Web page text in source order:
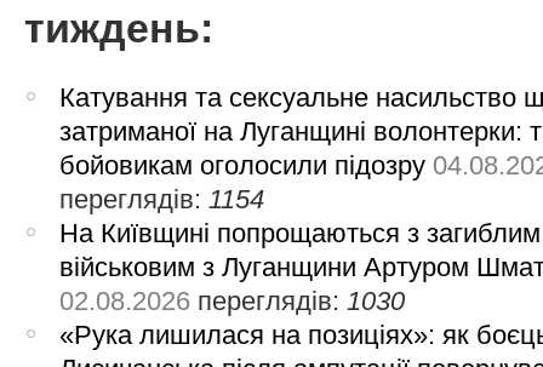
тиждень:
Катування та сексуальне насильство
затриманої на Луганщині волонтерки:
бойовикам оголосили підозру
переглядів:1154
На Київщині попрощаються з загиблим
військовим з Луганщини Артуром
02.08.2026 переглядів:1030
«Рука лишилася на позиціях»: як